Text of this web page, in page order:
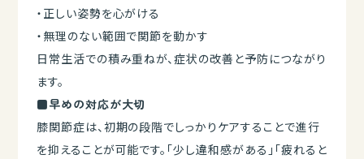
・正しい姿勢を心がける
・無理のない範囲で関節を動かす
日常生活での積み重ねが、症状の改善と予防につながり
ます。
■早めの対応が大切
膝関節症は、初期の段階でしっかりケアすることで進行
を抑えることが可能です。「少し違和感がある」「疲れると